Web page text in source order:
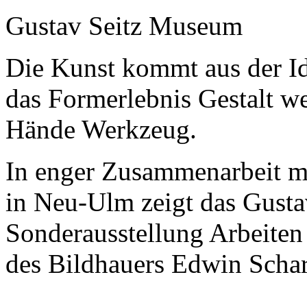
Gustav Seitz Museum
Die Kunst kommt aus der
das Formerlebnis Gestalt
Hände Werkzeug.
In enger Zusammenarbeit
in Neu-Ulm zeigt das
Sonderausstellung Arbeiten
des Bildhauers Edwin